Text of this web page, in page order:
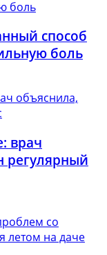
способ
боль
врач
регулярный